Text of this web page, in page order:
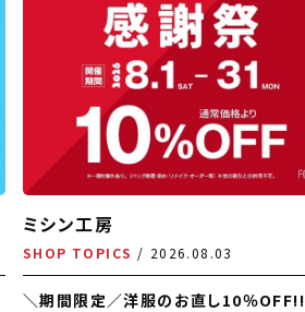
ミシン工房
SHOP TOPICS 2026.08.03
＼期間限定／洋服のお直し10％OFF!!